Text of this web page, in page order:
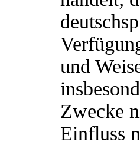
und
Zwecke
Einfluss